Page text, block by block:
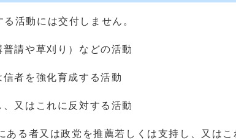
活動には交付しません。
請や草刈り）などの活動
者を強化育成する活動
又はこれに反対する活動
る者又は政党を推薦若しくは支持し、又はこ